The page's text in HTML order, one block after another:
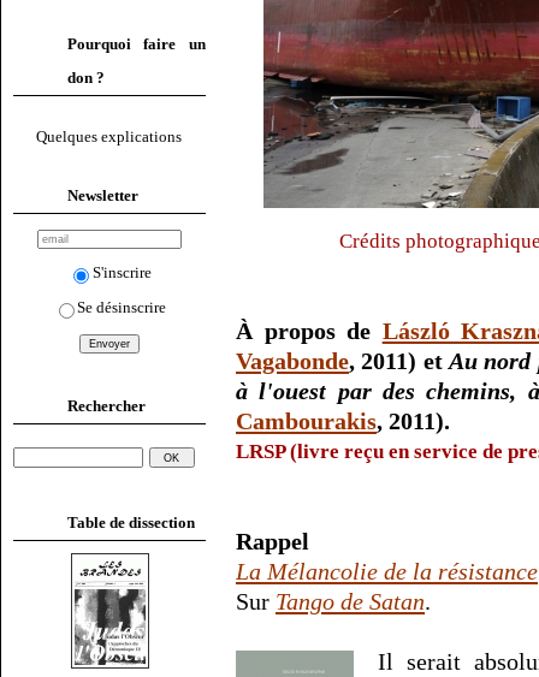
Pourquoi faire un
don ?
Quelques explications
Newsletter
S'inscrire
Se désinscrire
Rechercher
Table de dissection
Crédits
À propos de László
Vagabonde, 2011) et Au nord
à l'ouest par des chemins,
Cambourakis, 2011).
LRSP (livre reçu en service de
Rappel
La Mélancolie de la résistance
Sur Tango de Satan.
Il serait